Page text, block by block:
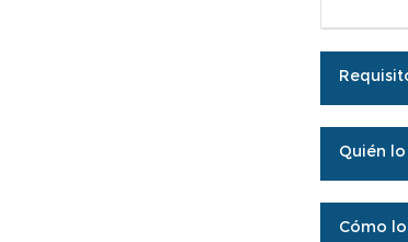
Quién
Cómo